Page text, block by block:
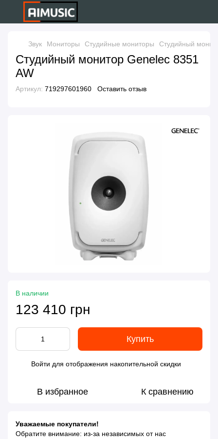
Звук Мониторы Студийные мониторы Студийный
Студийный монитор Genelec 8351
AW
Артикул: 719297601960 Оставить отзыв
В наличии
123 410 грн
Купить
Войти для отображения накопительной скидки
В избранное К сравнению
Уважаемые покупатели!
Обратите внимание: из-за независимых от нас